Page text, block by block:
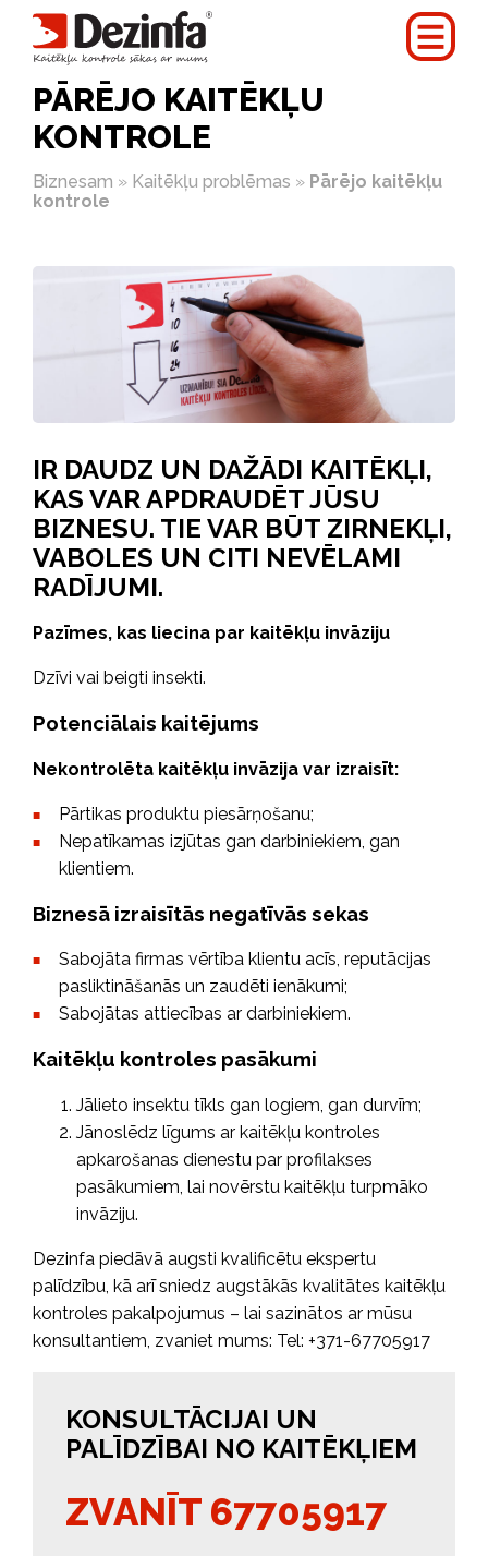
PĀRĒJO KAITĒKĻU
KONTROLE
Biznesam » Kaitēkļu problēmas » Pārējo kaitēkļu
kontrole
IR DAUDZ UN DAŽĀDI KAITĒKĻI,
KAS VAR APDRAUDĒT JŪSU
BIZNESU. TIE VAR BŪT ZIRNEKĻI,
VABOLES UN CITI NEVĒLAMI
RADĪJUMI.
Pazīmes, kas liecina par kaitēkļu invāziju
Dzīvi vai beigti insekti.
Potenciālais kaitējums
Nekontrolēta kaitēkļu invāzija var izraisīt:
Pārtikas produktu piesārņošanu;
Nepatīkamas izjūtas gan darbiniekiem, gan
klientiem.
Biznesā izraisītās negatīvās sekas
Sabojāta firmas vērtība klientu acīs, reputācijas
pasliktināšanās un zaudēti ienākumi;
Sabojātas attiecības ar darbiniekiem.
Kaitēkļu kontroles pasākumi
Jālieto insektu tīkls gan logiem, gan durvīm;
Jānoslēdz līgums ar kaitēkļu kontroles
apkarošanas dienestu par profilakses
pasākumiem, lai novērstu kaitēkļu turpmāko
invāziju.
Dezinfa piedāvā augsti kvalificētu ekspertu
palīdzību, kā arī sniedz augstākās kvalitātes kaitēkļu
kontroles pakalpojumus – lai sazinātos ar mūsu
konsultantiem, zvaniet mums: Tel: +371-67705917
KONSULTĀCIJAI UN
PALĪDZĪBAI NO KAITĒKĻIEM
ZVANĪT 67705917